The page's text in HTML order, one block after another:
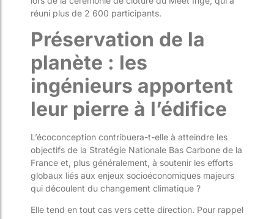
réuni plus de 2 600 participants.
Préservation de la
planète : les
ingénieurs apportent
leur pierre à l’édifice
L’écoconception contribuera-t-elle à atteindre les
objectifs de la Stratégie Nationale Bas Carbone de la
France et, plus généralement, à soutenir les efforts
globaux liés aux enjeux socioéconomiques majeurs
qui découlent du changement climatique ?
Elle tend en tout cas vers cette direction. Pour rappel